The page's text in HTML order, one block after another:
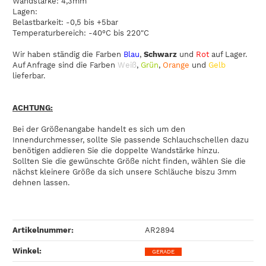
Lagen:
Belastbarkeit: -0,5 bis +5bar
Temperaturbereich: -40°C bis 220"C
Wir haben ständig die Farben Blau, Schwarz und Rot auf Lager.
Auf Anfrage sind die Farben Weiß, Grün, Orange und Gelb
lieferbar.
ACHTUNG:
Bei der Größenangabe handelt es sich um den
Innendurchmesser, sollte Sie passende Schlauchschellen dazu
benötigen addieren Sie die doppelte Wandstärke hinzu.
Sollten Sie die gewünschte Größe nicht finden, wählen Sie die
nächst kleinere Größe da sich unsere Schläuche biszu 3mm
dehnen lassen.
Artikelnummer: AR2894
Winkel‍: GERADE